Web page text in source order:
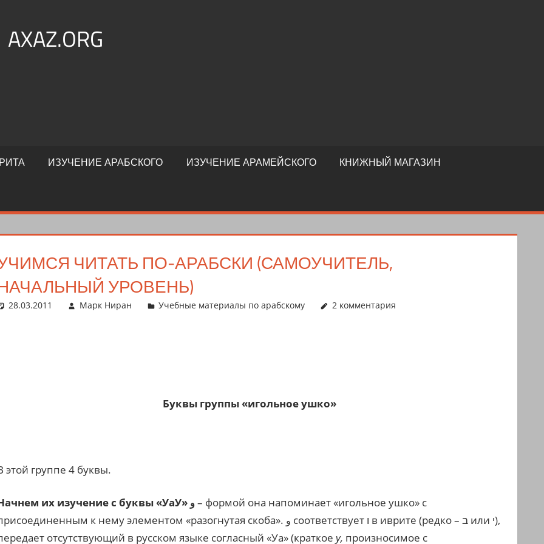
AXAZ.ORG
ИЗУЧЕНИЕ АРАБСКОГО ИЗУЧЕНИЕ АРАМЕЙСКОГО КНИЖНЫЙ МАГАЗИН
ЧИТАТЬ ПО-АРАБСКИ (САМОУЧИТЕЛЬ,
УРОВЕНЬ)
28.03.2011 Марк Ниран Учебные материалы по арабскому 2 комментария
Буквы группы «игольное ушко»
этой группе 4 буквы.
их изучение с буквы «УаУ» و– формой она напоминает «игольное ушко» с
к нему элементом «разогнутая скоба».
соответствует ו в иврите (редко – ב или י),
отсутствующий в русском языке согласный «Уа» (краткое у, произносимое с